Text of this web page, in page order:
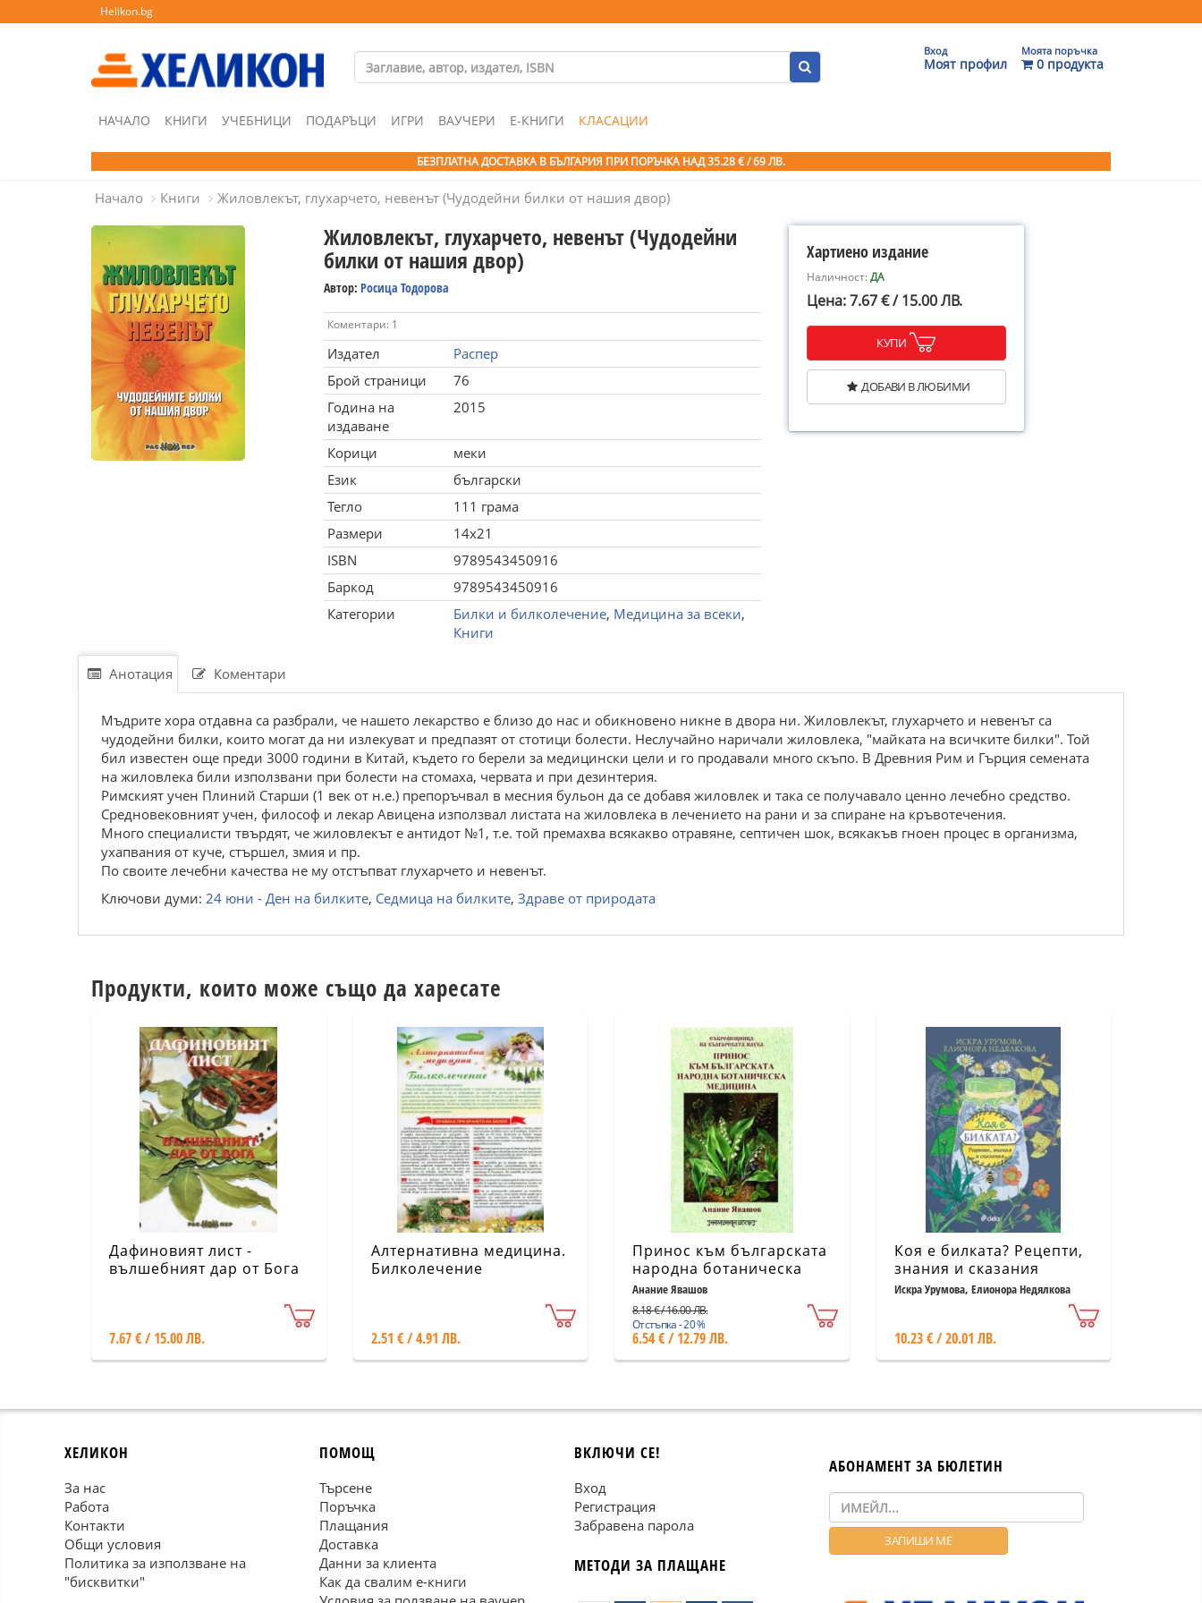
Helikon.bg
Вход
Моят профил
Моята поръчка
0 продукта
НАЧАЛО КНИГИ УЧЕБНИЦИ ПОДАРЪЦИ ИГРИ ВАУЧЕРИ Е-КНИГИ КЛАСАЦИИ
БЕЗПЛАТНА ДОСТАВКА В БЪЛГАРИЯ ПРИ ПОРЪЧКА НАД 35.28 € / 69 ЛВ.
Начало Книги Жиловлекът, глухарчето, невенът (Чудодейни билки от нашия двор)
Жиловлекът, глухарчето, невенът (Чудодейни
билки от нашия двор)
Автор: Росица Тодорова
Коментари: 1
Издател
Распер
Брой страници
76
Година на
издаване
2015
Корици
меки
Език
български
Тегло
111 грама
Размери
14x21
ISBN
9789543450916
Баркод
9789543450916
Категории
Билки и билколечение, Медицина за всеки,
Книги
Хартиено издание
Наличност:ДА
Цена: 7.67 € / 15.00 ЛВ.
КУПИ
ДОБАВИ В ЛЮБИМИ
Анотация Коментари
Мъдрите хора отдавна са разбрали, че нашето лекарство е близо до нас и обикновено никне в двора ни. Жиловлекът, глухарчето и невенът са
чудодейни билки, които могат да ни излекуват и предпазят от стотици болести. Неслучайно наричали жиловлека, "майката на всичките билки". Той
бил известен още преди 3000 години в Китай, където го берели за медицински цели и го продавали много скъпо. В Древния Рим и Гърция семената
на жиловлека били използвани при болести на стомаха, червата и при дезинтерия.
Римският учен Плиний Старши (1 век от н.е.) препоръчвал в месния бульон да се добавя жиловлек и така се получавало ценно лечебно средство.
Средновековният учен, философ и лекар Авицена използвал листата на жиловлека в лечението на рани и за спиране на кръвотечения.
Много специалисти твърдят, че жиловлекът е антидот №1, т.е. той премахва всякакво отравяне, септичен шок, всякакъв гноен процес в организма,
ухапвания от куче, стършел, змия и пр.
По своите лечебни качества не му отстъпват глухарчето и невенът.
Ключови думи: 24 юни - Ден на билките, Седмица на билките, Здраве от природата
Продукти, които може също да харесате
Дафиновият лист -
вълшебният дар от Бога
7.67 € / 15.00 ЛВ.
Алтернативна медицина.
Билколечение
2.51 € / 4.91 ЛВ.
Принос към българската
народна ботаническа
медицина
Анание Явашов
8.18 € / 16.00 ЛВ.
Отстъпка - 20 %
6.54 € / 12.79 ЛВ.
Коя е билката? Рецепти,
знания и сказания
Искра Урумова, Елионора Недялкова
10.23 € / 20.01 ЛВ.
ХЕЛИКОН
За нас
Работа
Контакти
Общи условия
Политика за използване на
"бисквитки"
ПОМОЩ
Търсене
Поръчка
Плащания
Доставка
Данни за клиента
Как да свалим е-книги
ВКЛЮЧИ СЕ!
Вход
Регистрация
Забравена парола
МЕТОДИ ЗА ПЛАЩАНЕ
АБОНАМЕНТ ЗА БЮЛЕТИН